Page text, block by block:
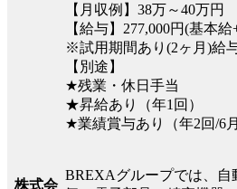
【月収例】38万～40万円
【給与】277,000円(基本
※試用期間あり(2ヶ月)給
【別途】
★残業・休日手当
★昇給あり（年1回）
★業績賞与あり（年2回/6月
株式会
BREXAグループでは、自